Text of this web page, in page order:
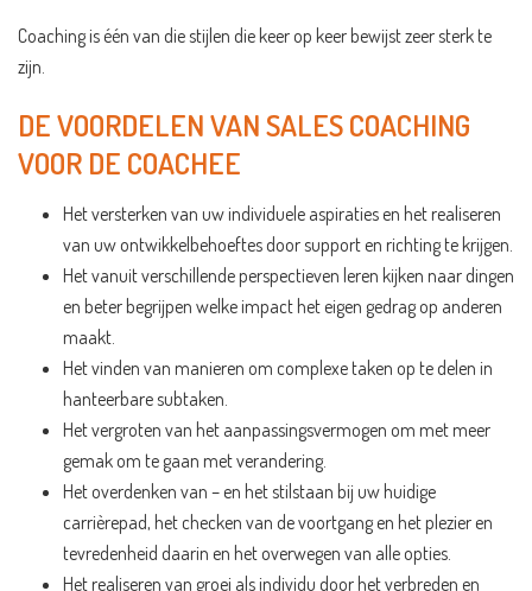
Coaching is één van die stijlen die keer op keer bewijst zeer sterk te
zijn.
DE VOORDELEN VAN SALES COACHING
VOOR DE COACHEE
Het versterken van uw individuele aspiraties en het realiseren
van uw ontwikkelbehoeftes door support en richting te krijgen.
Het vanuit verschillende perspectieven leren kijken naar dingen
en beter begrijpen welke impact het eigen gedrag op anderen
maakt.
Het vinden van manieren om complexe taken op te delen in
hanteerbare subtaken.
Het vergroten van het aanpassingsvermogen om met meer
gemak om te gaan met verandering.
Het overdenken van – en het stilstaan bij uw huidige
carrièrepad, het checken van de voortgang en het plezier en
tevredenheid daarin en het overwegen van alle opties.
Het realiseren van groei als individu door het verbreden en